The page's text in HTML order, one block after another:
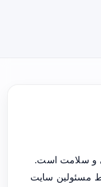
و سلامت است.
مسئولین سایت